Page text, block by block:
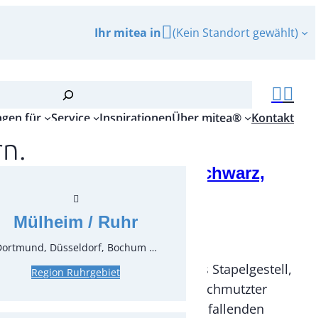
Ihr mitea in (Kein Standort gewählt)
für Service InspirationenÜber mitea® Kontakt
Conic Tischplatte schwarz,
weiß ø160x75cm
69236
HPL-Tischplatte ø160cm, weißes Stapelgestell,
ist exklusive Reinigung. Bei verschmutzter
berechnen wir für einen evtl. anfallenden
Mülheim / Ruhr
Düsseldorf, Bochum …
Region Ruhrgebiet